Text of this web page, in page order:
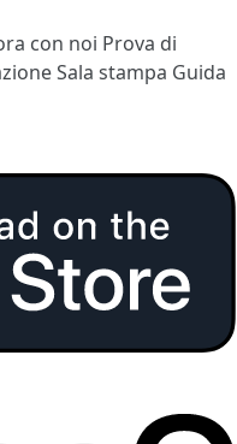
con noi Prova di
Sala stampa Guida